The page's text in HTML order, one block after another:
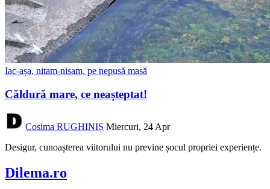
Iac-așa, nitam-nisam, pe nepusă masă
Căldură mare, ce neașteptat!
Cosima RUGHINIȘ Miercuri, 24 Apr
Desigur, cunoașterea viitorului nu previne șocul propriei experiențe.
Dilema.ro